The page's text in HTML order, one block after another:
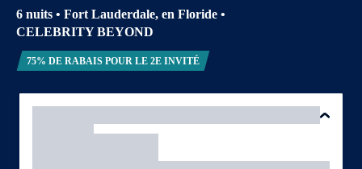
6 nuits • Fort Lauderdale, en Floride •
CELEBRITY BEYOND
75% DE RABAIS POUR LE 2E INVITÉ